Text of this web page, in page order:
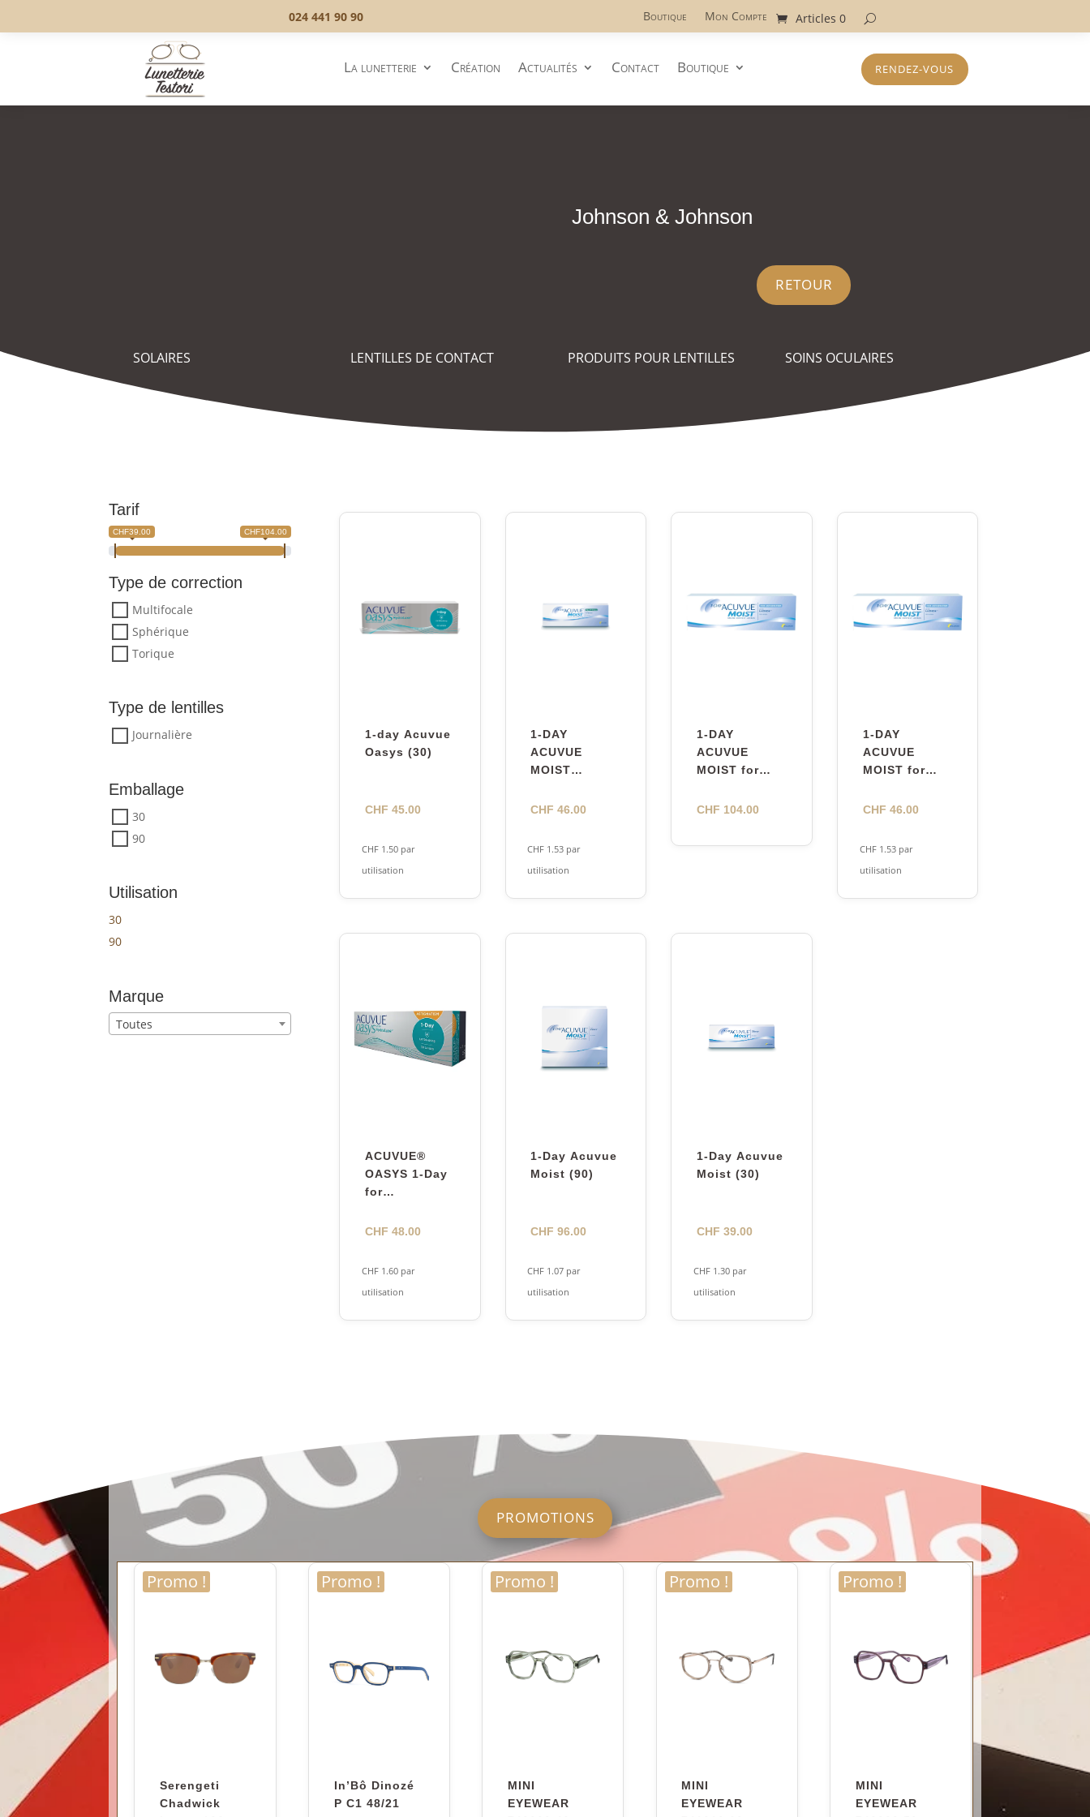
024 441 90 90 Boutique Mon Compte Articles 0
La lunetterie Création Actualités Contact Boutique RENDEZ-VOUS
Johnson & Johnson
RETOUR
SOLAIRES LENTILLES DE CONTACT PRODUITS POUR LENTILLES SOINS OCULAIRES
Tarif
CHF39.00 CHF104.00
Type de correction
Multifocale
Sphérique
Torique
Type de lentilles
Journalière
Emballage
30
90
Utilisation
30
90
Marque
Toutes
1-day Acuvue
Oasys (30)
CHF 45.00
CHF1.50par
utilisation
1-DAY
ACUVUE
MOIST
30
CHF 46.00
CHF 1.53 par
utilisation
1-DAY
ACUVUE
MOIST for
(90)
CHF 104.00
1-DAY
ACUVUE
MOIST for
CHF 46.00
CHF1.53par
utilisation
ACUVUE®
OASYS 1-Day
for
CHF 48.00
CHF1.60par
utilisation
1-Day Acuvue
Moist (90)
CHF 96.00
CHF 1.07 par
utilisation
1-Day Acuvue
Moist (30)
CHF 39.00
CHF1.30par
utilisation
PROMOTIONS
Promo !
Serengeti
Chadwick
Promo !
In’Bô Dinozé
P C1 48/21
Promo !
MINI
EYEWEAR
Promo !
MINI
EYEWEAR
Promo !
MINI
EYEWEAR